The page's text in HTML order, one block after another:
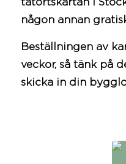
tätortskartan i
någon annan
Beställningen av
veckor, så tänk på
skicka in din